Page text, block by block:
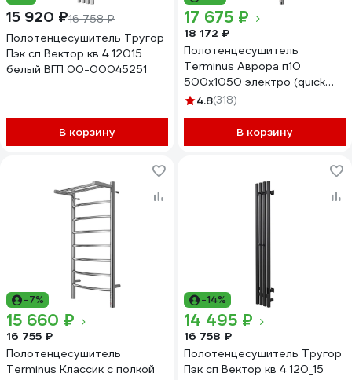
15 920 ₽16 758 ₽
Полотенцесушитель Тругор
Пэк сп Вектор кв 4 12015
белый ВГП 00-00045251
В корзину
17 675 ₽
18 172 ₽
Полотенцесушитель
Terminus Аврора п10
500x1050 электро (quick
touch) 4670078544360
4.8(318)
В корзину
-7%
15 660 ₽
16 755 ₽
Полотенцесушитель
Terminus Классик с полкой
-14%
14 495 ₽
16 758 ₽
Полотенцесушитель Тругор
Пэк сп Вектор кв 4 120_15